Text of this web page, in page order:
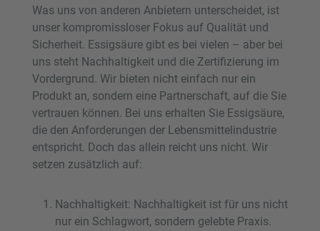
Was uns von anderen Anbietern unterscheidet, ist
unser kompromissloser Fokus auf Qualität und
Sicherheit. Essigsäure gibt es bei vielen – aber bei
uns steht Nachhaltigkeit und die Zertifizierung im
Vordergrund. Wir bieten nicht einfach nur ein
Produkt an, sondern eine Partnerschaft, auf die Sie
vertrauen können. Bei uns erhalten Sie Essigsäure,
die den Anforderungen der Lebensmittelindustrie
entspricht. Doch das allein reicht uns nicht. Wir
setzen zusätzlich auf:
Nachhaltigkeit: Nachhaltigkeit ist für uns nicht
nur ein Schlagwort, sondern gelebte Praxis.